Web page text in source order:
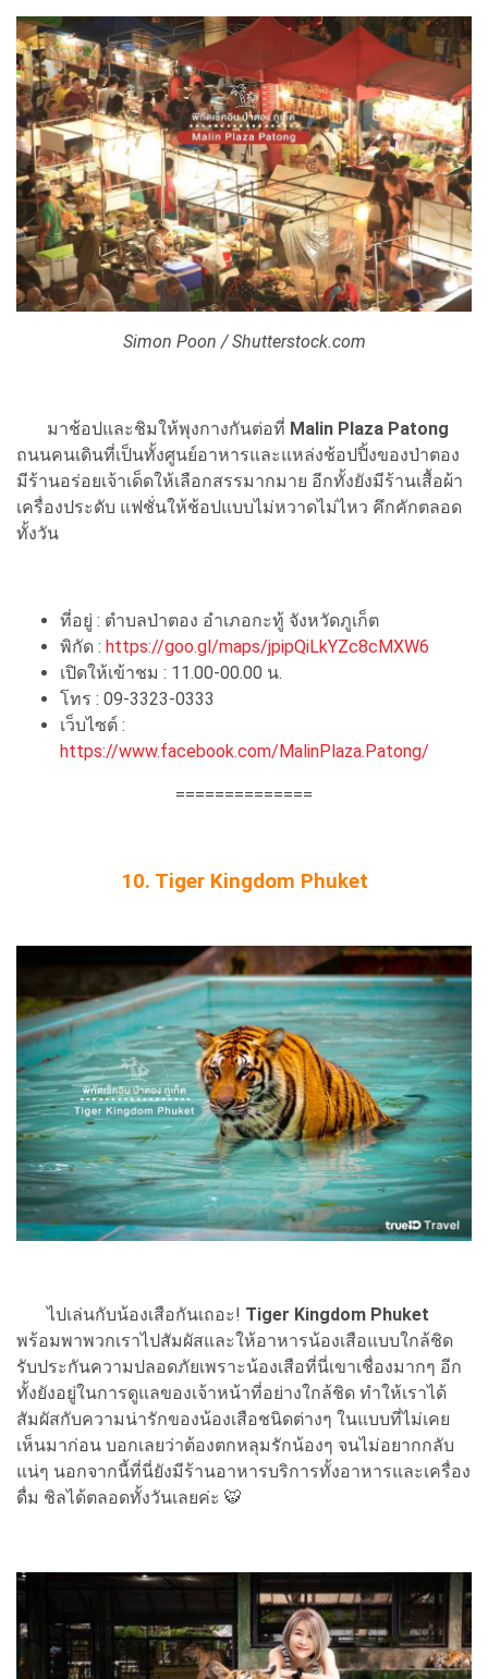
Simon Poon / Shutterstock.com
มาช้อปและชิมให้พุงกางกันต่อที่ Malin Plaza Patong
ถนนคนเดินที่เป็นทั้งศูนย์อาหารและแหล่งช้อปปิ้งของป่าตอง
มีร้านอร่อยเจ้าเด็ดให้เลือกสรรมากมาย อีกทั้งยังมีร้านเสื้อผ้า
เครื่องประดับ แฟชั่นให้ช้อปแบบไม่หวาดไม่ไหว คึกคักตลอด
ทั้งวัน
ที่อยู่ : ตำบลป่าตอง อำเภอกะทู้ จังหวัดภูเก็ต
พิกัด : https://goo.gl/maps/jpipQiLkYZc8cMXW6
เปิดให้เข้าชม : 11.00-00.00 น.
โทร : 09-3323-0333
เว็บไซต์ :
https://www.facebook.com/MalinPlaza.Patong/
==============
10. Tiger Kingdom Phuket
ไปเล่นกับน้องเสือกันเถอะ! Tiger Kingdom Phuket
พร้อมพาพวกเราไปสัมผัสและให้อาหารน้องเสือแบบใกล้ชิด
รับประกันความปลอดภัยเพราะน้องเสือที่นี่เขาเชื่องมากๆ อีก
ทั้งยังอยู่ในการดูแลของเจ้าหน้าที่อย่างใกล้ชิด ทำให้เราได้
สัมผัสกับความน่ารักของน้องเสือชนิดต่างๆ ในแบบที่ไม่เคย
เห็นมาก่อน บอกเลยว่าต้องตกหลุมรักน้องๆ จนไม่อยากกลับ
แน่ๆ นอกจากนี้ที่นี่ยังมีร้านอาหารบริการทั้งอาหารและเครื่อง
ดื่ม ชิลได้ตลอดทั้งวันเลยค่ะ 🐯